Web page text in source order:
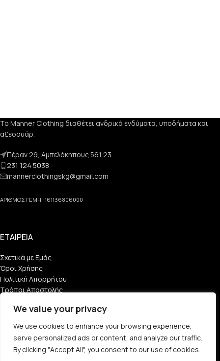
We value your privacy
We use cookies to enhance your browsing experience,
serve personalized ads or content, and analyze our traffic.
By clicking "Accept All", you consent to our use of cookies.
Το Manner Clothing διαθέτει ανδρικά ενδύματα, υποδήματα και
αξεσουάρ.
Πέραν 29, Αμπελόκηπους 561 23
231 124 5038
mannerclothingskg@gmail.com
ΑΡΙΘΜΟΣ ΓΕΜΗ : 161136806000
ΕΤΑΙΡΕΙΑ
Σχετικά με Εμάς
Όροι Χρήσης
Πολιτική Απορρήτου
Τρόποι Αποστολής
ESHOP
Μεγεθολόγιο
Λογαριασμός